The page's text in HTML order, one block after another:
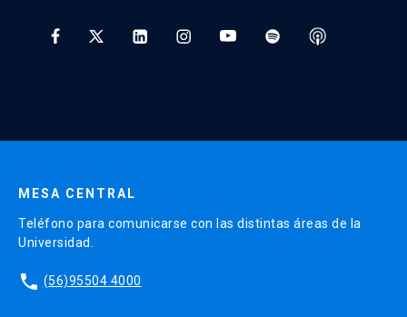
MESA CENTRAL
Teléfono para comunicarse con las distintas áreas de la
Universidad.
phone (56)95504 4000